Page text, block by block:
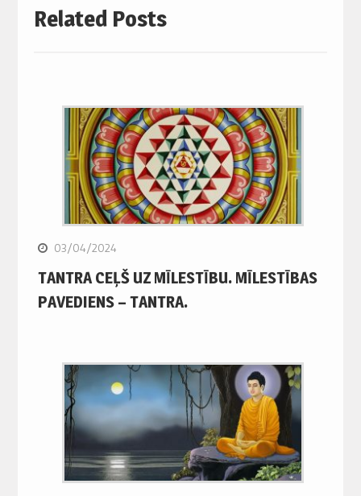
Related Posts
03/04/2024
TANTRA CEĻŠ UZ MĪLESTĪBU. MĪLESTĪBAS
PAVEDIENS – TANTRA.